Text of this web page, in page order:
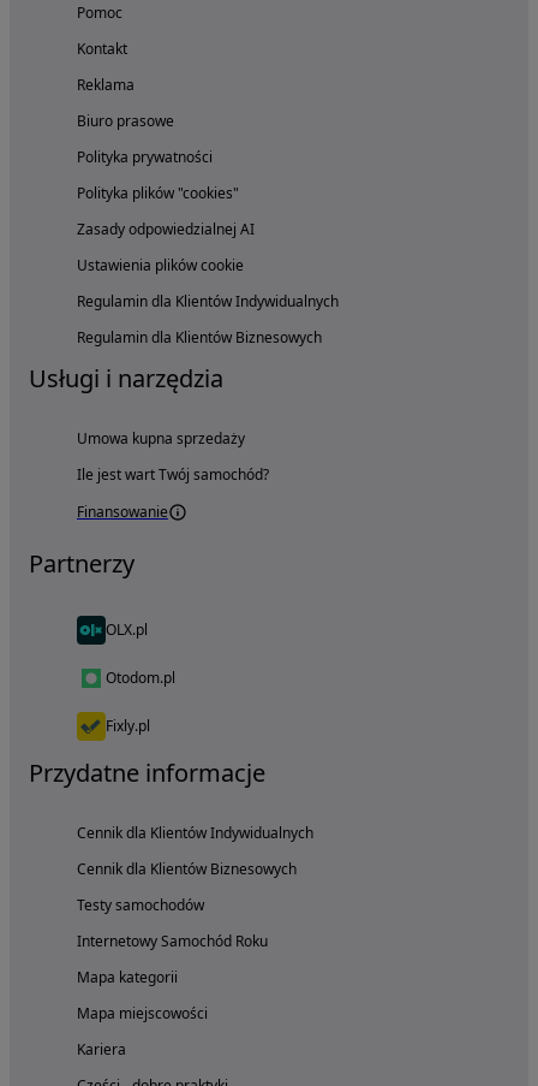
Pomoc
Kontakt
Reklama
Biuro prasowe
Polityka prywatności
Polityka plików "cookies"
Zasady odpowiedzialnej AI
Ustawienia plików cookie
Regulamin dla Klientów Indywidualnych
Regulamin dla Klientów Biznesowych
Usługi i narzędzia
Umowa kupna sprzedaży
Ile jest wart Twój samochód?
Finansowanie
Partnerzy
OLX.pl
Otodom.pl
Fixly.pl
Przydatne informacje
Cennik dla Klientów Indywidualnych
Cennik dla Klientów Biznesowych
Testy samochodów
Internetowy Samochód Roku
Mapa kategorii
Mapa miejscowości
Kariera